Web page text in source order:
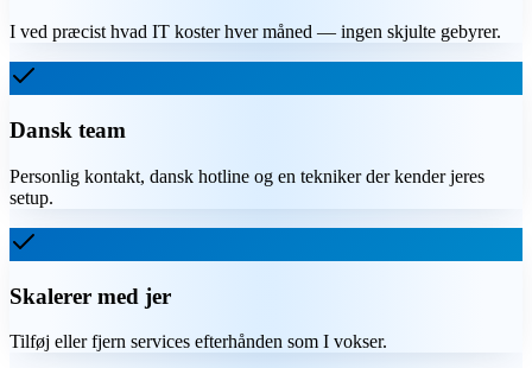
I ved præcist hvad IT koster hver måned — ingen skjulte gebyrer.
Dansk team
Personlig kontakt, dansk hotline og en tekniker der kender jeres
setup.
Skalerer med jer
Tilføj eller fjern services efterhånden som I vokser.